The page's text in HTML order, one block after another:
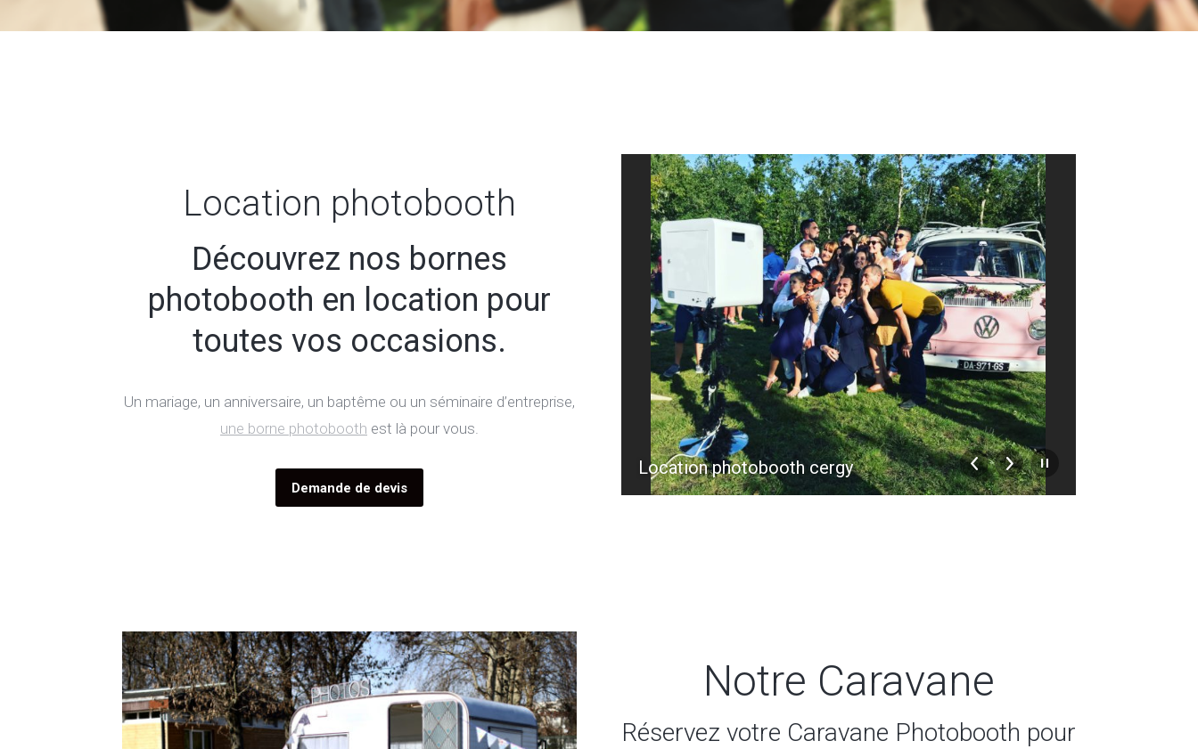
Location photobooth
Découvrez nos bornes
photobooth en location pour
toutes vos occasions.
Un mariage, un anniversaire, un baptême ou un séminaire d’entreprise,
une borne photobooth est là pour vous.
Demande de devis
Location photobooth versailles Location photobooth cergy
Notre Caravane
Réservez votre Caravane Photobooth pour